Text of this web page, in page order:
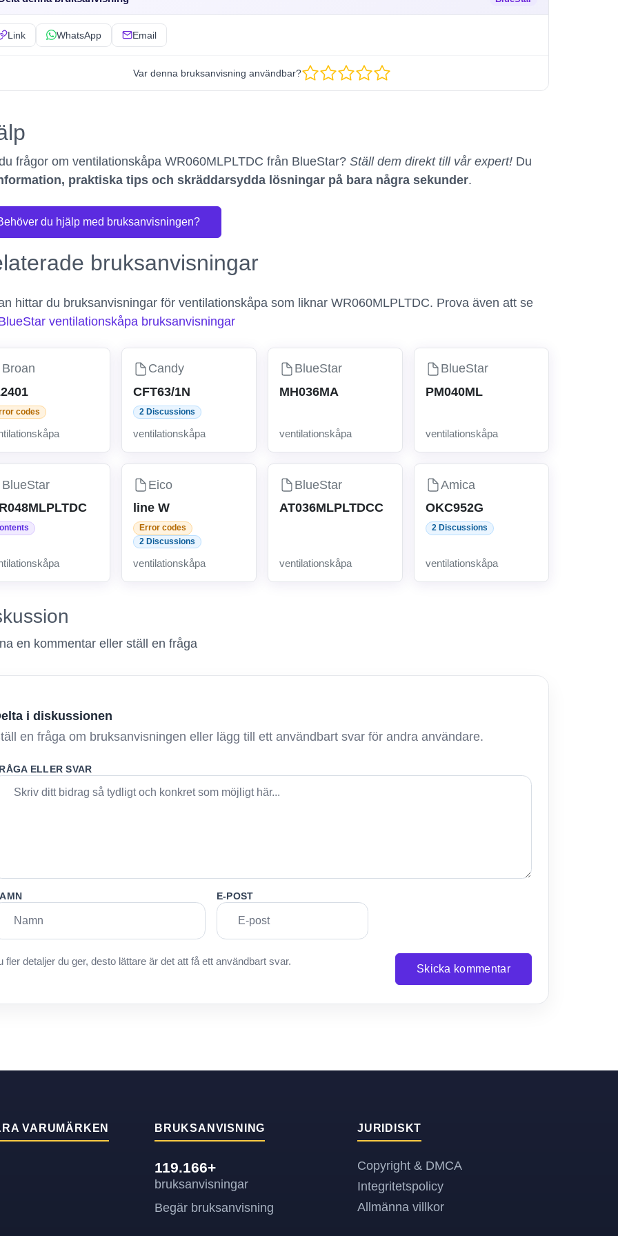
Link WhatsApp Email
Var denna bruksanvisning användbar?
frågor om ventilationskåpa WR060MLPLTDC från BlueStar? Ställ dem direkt till vår expert! Du
praktiska tips och skräddarsydda lösningar på bara några sekunder.
du hjälp med bruksanvisningen?
bruksanvisningar
hittar du bruksanvisningar för ventilationskåpa som liknar WR060MLPLTDC. Prova även att se
ventilationskåpa bruksanvisningar
Broan
codes
Candy
CFT63/1N
2 Discussions
ventilationskåpa
BlueStar
MH036MA
ventilationskåpa
BlueStar
PM040ML
ventilationskåpa
BlueStar
Eico
line W
Error codes
2 Discussions
ventilationskåpa
BlueStar
AT036MLPLTDCC
ventilationskåpa
Amica
OKC952G
2 Discussions
ventilationskåpa
en kommentar eller ställ en fråga
i diskussionen
en fråga om bruksanvisningen eller lägg till ett användbart svar för andra användare.
ELLER SVAR
E-POST
fler detaljer du ger, desto lättare är det att få ett användbart svar.
Skicka kommentar
VARUMÄRKEN BRUKSANVISNING
119.166+
bruksanvisningar
Begär bruksanvisning
JURIDISKT
Copyright & DMCA
Integritetspolicy
Allmänna villkor